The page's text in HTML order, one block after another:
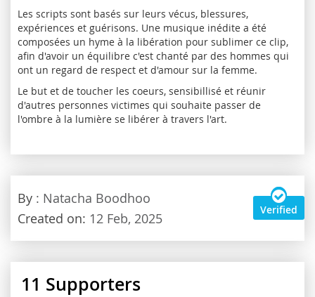
By : Natacha Boodhoo
Created on: 12 Feb, 2025
Verified
Les scripts sont basés sur leurs vécus, blessures,
expériences et guérisons. Une musique inédite a été
composées un hyme à la libération pour sublimer ce clip,
afin d'avoir un équilibre c'est chanté par des hommes qui
ont un regard de respect et d'amour sur la femme.
Le but et de toucher les coeurs, sensibillisé et réunir
d'autres personnes victimes qui souhaite passer de
l'ombre à la lumière se libérer à travers l'art.
11 Supporters